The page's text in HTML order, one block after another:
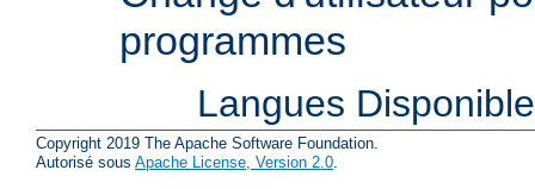
programmes
Langues
Copyright 2019 The Apache Software Foundation.
Autorisé sous Apache License, Version 2.0.